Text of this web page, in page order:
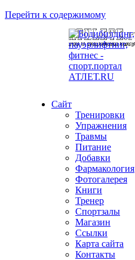
Перейти к содержимому
Сайт
Тренировки
Упражнения
Травмы
Питание
Добавки
Фармакология
Фотогалерея
Книги
Тренер
Спортзалы
Магазин
Ссылки
Карта сайта
Контакты